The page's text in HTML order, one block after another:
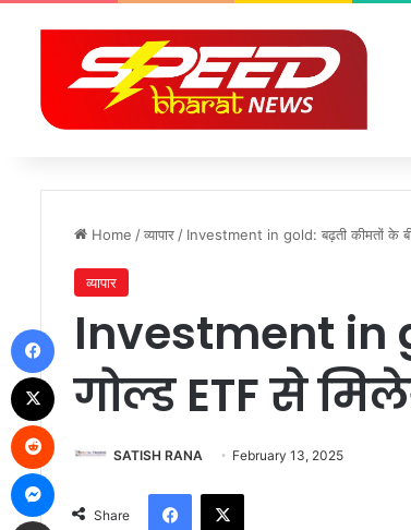
Home /व्यापार / Investment in gold: बढ़ती कीमतों के
व्यापार
Investment in
गोल्ड ETF से
SATISH RANA February 13, 2025
Share
Facebook
X
Facebook
Share via Email